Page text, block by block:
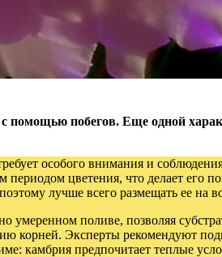
помощью побегов. Еще одной
особого внимания и
цветения, что делает его
лучше всего размещать ее на
умеренном поливе, позволяя
корней. Эксперты рекомендуют
камбрия предпочитает теплые